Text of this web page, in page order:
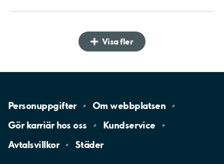
Visa fler
Personuppgifter Omwebbplatsen
Gör karriär hososs
Kundservice
Avtalsvillkor
Städer